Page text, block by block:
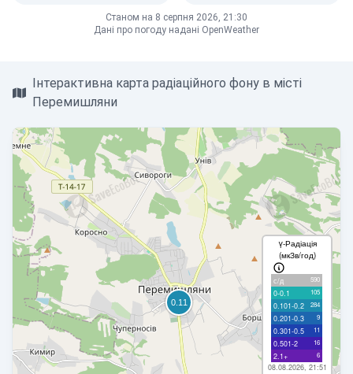
Станом на 8 серпня 2026, 21:30
Дані про погоду надані OpenWeather
Інтерактивна карта радіаційного фону в місті
Перемишляни
γ-Радіація
(мкЗв/год)
с/д 590
0-0.1 105
0.101-0.2 284
0.201-0.3 9
0.301-0.5 11
0.501-2 16
2.1+ 6
08.08.2026, 21:51